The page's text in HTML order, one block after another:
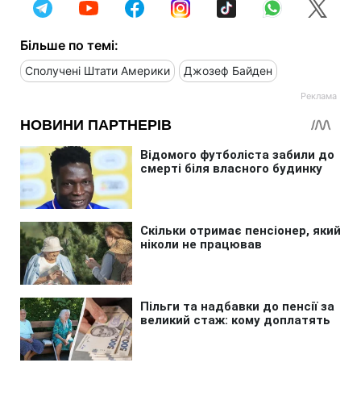
Більше по темі:
Сполучені Штати Америки Джозеф Байден